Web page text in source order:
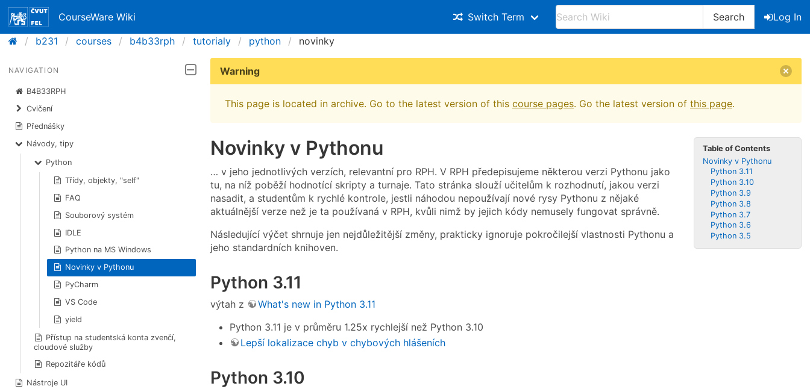
CourseWare Wiki Switch Term Search
Log In
b231
courses b4b33rph tutorialy python novinky
NAVIGATION
B4B33RPH
Cvičení
Přednášky
Návody, tipy
Python
Třídy, objekty, "self"
FAQ
Souborový systém
IDLE
Python na MS Windows
Novinky v Pythonu
PyCharm
VS Code
yield
Přístup na studentská konta zvenčí,
cloudové služby
Repozitáře kódů
Nástroje UI
Warning
This page is located in archive. Go to the latest version of this course pages. Go the latest version of this page.
Table of Contents
Novinky v Pythonu
Python 3.11
Python 3.10
Python 3.9
Python 3.8
Python 3.7
Python 3.6
Python 3.5
Novinky v Pythonu
… v jeho jednotlivých verzích, relevantní pro RPH. V RPH předepisujeme některou verzi Pythonu jako
tu, na níž poběží hodnotící skripty a turnaje. Tato stránka slouží učitelům k rozhodnutí, jakou verzi
nasadit, a studentům k rychlé kontrole, jestli náhodou nepoužívají nové rysy Pythonu z nějaké
aktuálnější verze než je ta používaná v RPH, kvůli nimž by jejich kódy nemusely fungovat správně.
Následující výčet shrnuje jen nejdůležitější změny, prakticky ignoruje pokročilejší vlastnosti Pythonu a
jeho standardních knihoven.
Python 3.11
výtah z
What's new in Python 3.11
Python 3.11 je v průměru 1.25x rychlejší než Python 3.10
Lepší lokalizace chyb v chybových hlášeních
Python 3.10